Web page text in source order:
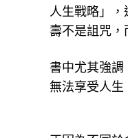
人生戰略」
壽不是詛咒，
書中尤其強
無法享受人生